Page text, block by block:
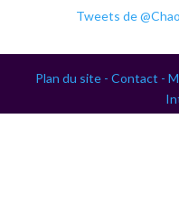
Tweets de
Plan du site - Contact -